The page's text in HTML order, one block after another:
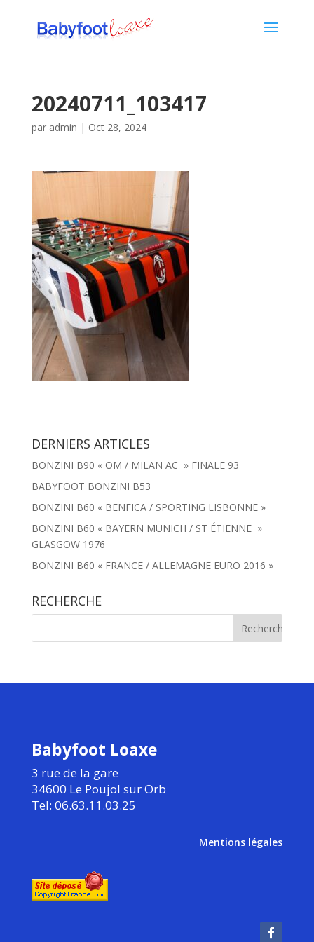
20240711_103417
par admin | Oct 28, 2024
DERNIERS ARTICLES
BONZINI B90 « OM / MILAN AC » FINALE 93
BABYFOOT BONZINI B53
BONZINI B60 « BENFICA / SPORTING LISBONNE »
BONZINI B60 « BAYERN MUNICH / ST ÉTIENNE »
GLASGOW 1976
BONZINI B60 « FRANCE / ALLEMAGNE EURO 2016 »
RECHERCHE
Babyfoot Loaxe
3 rue de la gare
34600 Le Poujol sur Orb
Tel: 06.63.11.03.25
Mentions légales